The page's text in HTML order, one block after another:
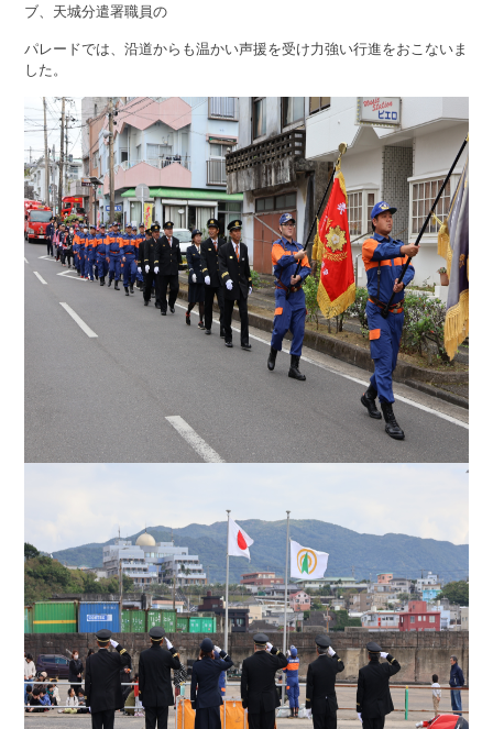
ブ、天城分遣署職員の
パレードでは、沿道からも温かい声援を受け力強い行進をおこないま
した。